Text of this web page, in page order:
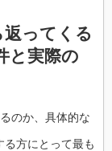
ってくる
と実際の
のか、具体的な
る方にとって最も